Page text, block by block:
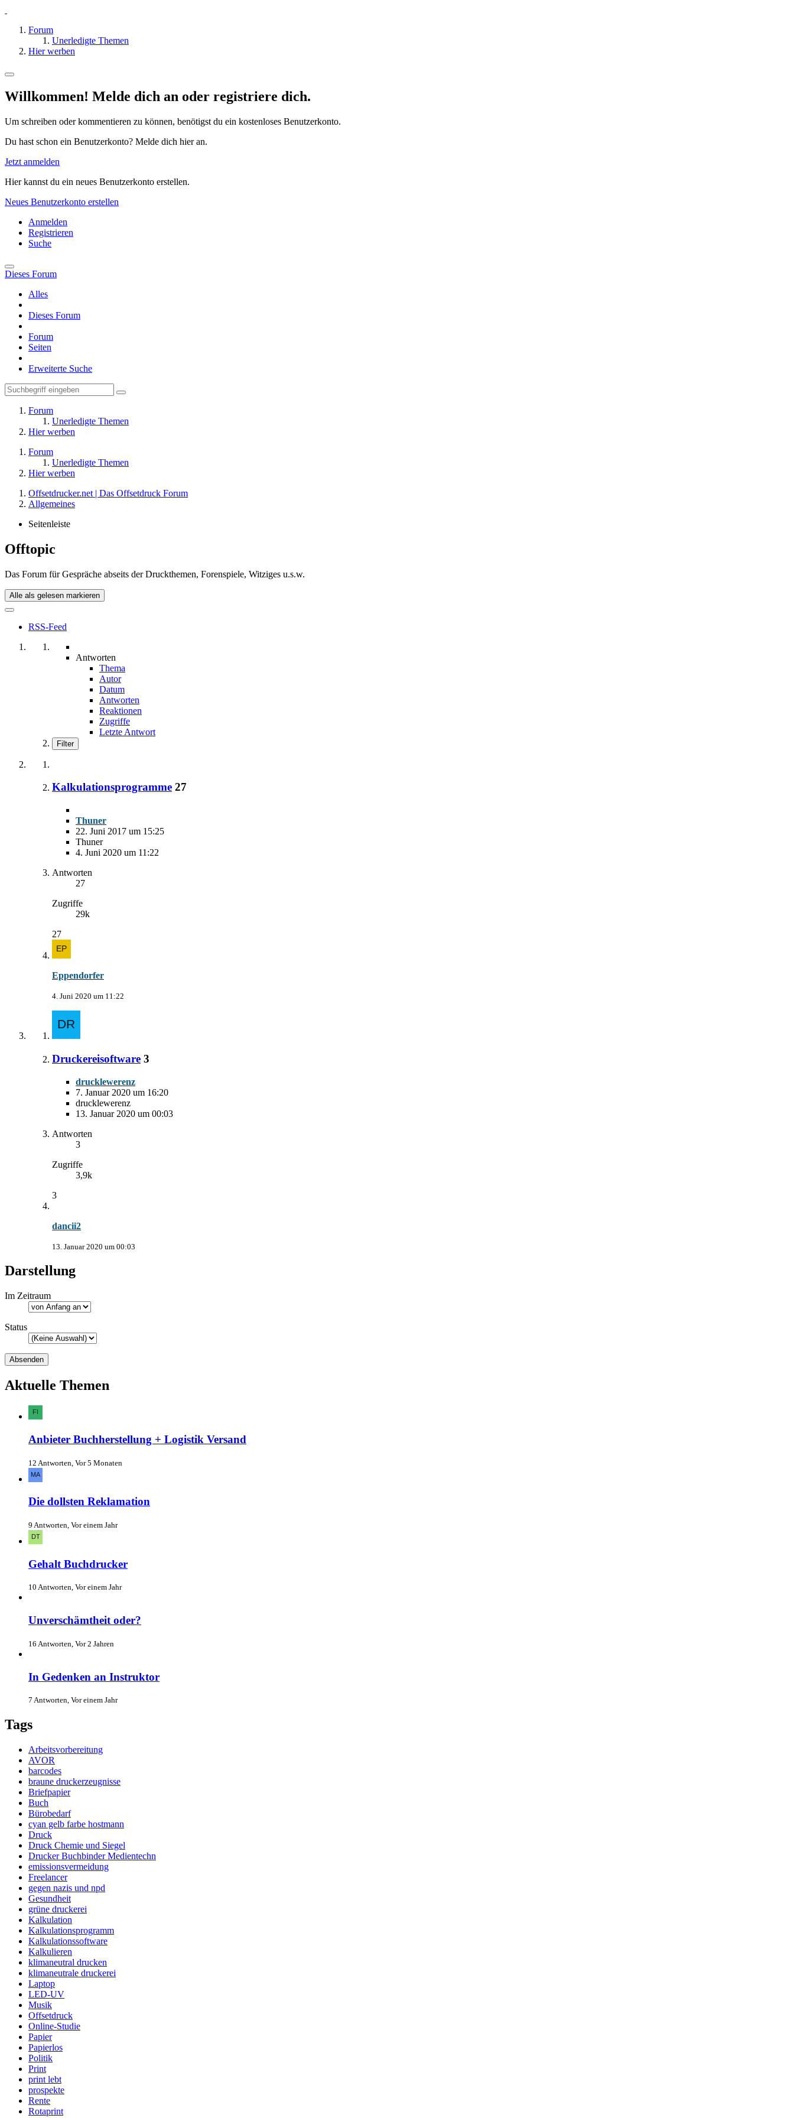
Forum
Unerledigte Themen
Hier werben
Willkommen! Melde dich an oder registriere dich.
Um schreiben oder kommentieren zu können, benötigst du ein kostenloses Benutzerkonto.
Du hast schon ein Benutzerkonto? Melde dich hier an.
Jetzt anmelden
Hier kannst du ein neues Benutzerkonto erstellen.
Neues Benutzerkonto erstellen
Anmelden
Registrieren
Suche
Dieses Forum
Alles
Dieses Forum
Forum
Seiten
Erweiterte Suche
Forum
Unerledigte Themen
Hier werben
Forum
Unerledigte Themen
Hier werben
Offsetdrucker.net | Das Offsetdruck Forum
Allgemeines
Seitenleiste
Offtopic
Das Forum für Gespräche abseits der Druckthemen, Forenspiele, Witziges u.s.w.
Alle als gelesen markieren
RSS-Feed
Antworten
Thema
Autor
Datum
Antworten
Reaktionen
Zugriffe
Letzte Antwort
Filter
Kalkulationsprogramme 27
Thuner
22. Juni 2017 um 15:25
Thuner
4. Juni 2020 um 11:22
Antworten
27
Zugriffe
29k
27
Eppendorfer
4. Juni 2020 um 11:22
Druckereisoftware 3
drucklewerenz
7. Januar 2020 um 16:20
drucklewerenz
13. Januar 2020 um 00:03
Antworten
3
Zugriffe
3,9k
3
dancii2
13. Januar 2020 um 00:03
Darstellung
Im Zeitraum
Status
Aktuelle Themen
Anbieter Buchherstellung + Logistik Versand
12 Antworten, Vor 5 Monaten
Die dollsten Reklamation
9 Antworten, Vor einem Jahr
Gehalt Buchdrucker
10 Antworten, Vor einem Jahr
Unverschämtheit oder?
16 Antworten, Vor 2 Jahren
In Gedenken an Instruktor
7 Antworten, Vor einem Jahr
Tags
Arbeitsvorbereitung
AVOR
barcodes
braune druckerzeugnisse
Briefpapier
Buch
Bürobedarf
cyan gelb farbe hostmann
Druck
Druck Chemie und Siegel
Drucker Buchbinder Medientechn
emissionsvermeidung
Freelancer
gegen nazis und npd
Gesundheit
grüne druckerei
Kalkulation
Kalkulationsprogramm
Kalkulationssoftware
Kalkulieren
klimaneutral drucken
klimaneutrale druckerei
Laptop
LED-UV
Musik
Offsetdruck
Online-Studie
Papier
Papierlos
Politik
Print
print lebt
prospekte
Rente
Rotaprint